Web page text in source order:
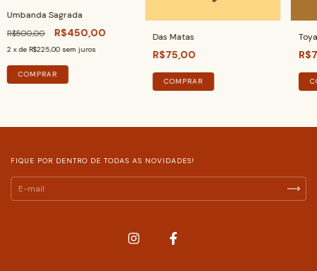
Umbanda Sagrada
R$500,00 R$450,00
2 x de R$225,00 sem juros
COMPRAR
Das Matas
R$75,00
COMPRAR
Toya
FIQUE POR DENTRO DE TODAS AS NOVIDADES!